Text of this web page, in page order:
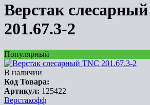
Верстак
201.67.3-2
Популярный
В наличии
Код Товара:
Артикул: 125422
Верстакофф